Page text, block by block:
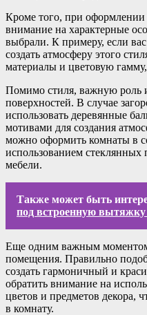
Кроме того, при оформлении
внимание на характерные
выбрали. К примеру, если
создать атмосферу этого
материалы и цветовую
Помимо стиля, важную роль
поверхностей. В случае
использовать деревянные
мотивами для создания
можно оформить комнаты в
использованием
мебели.
Также может быть
под встроенную
Еще одним важным моментом
помещения. Правильно
создать гармоничный и
обратить внимание на
цветов и предметов декора,
в комнату.